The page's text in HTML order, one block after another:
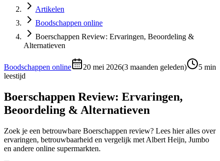
Artikelen
Boodschappen online
Boerschappen Review: Ervaringen, Beoordeling &
Alternatieven
Boodschappen online 20 mei 2026(3 maanden geleden) 5 min
leestijd
Boerschappen Review: Ervaringen,
Beoordeling & Alternatieven
Zoek je een betrouwbare Boerschappen review? Lees hier alles over
ervaringen, betrouwbaarheid en vergelijk met Albert Heijn, Jumbo
en andere online supermarkten.